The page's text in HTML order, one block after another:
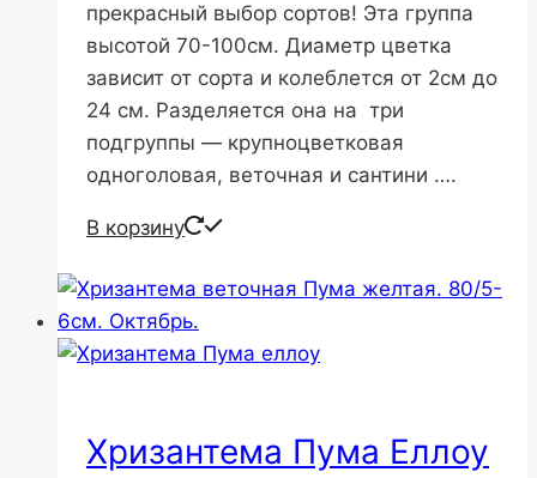
прекрасный выбор сортов! Эта группа
высотой 70-100см. Диаметр цветка
зависит от сорта и колеблется от 2см до
24 см. Разделяется она на три
подгруппы — крупноцветковая
одноголовая, веточная и сантини ….
В корзину
Хризантема Пума Еллоу